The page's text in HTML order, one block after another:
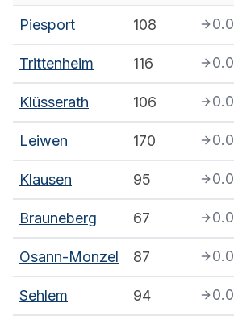
Piesport 108 0.0
Trittenheim 116 0.0
Klüsserath 106 0.0
Leiwen 170 0.0
Klausen 95 0.0
Brauneberg 67 0.0
Osann-Monzel 87 0.0
Sehlem 94 0.0